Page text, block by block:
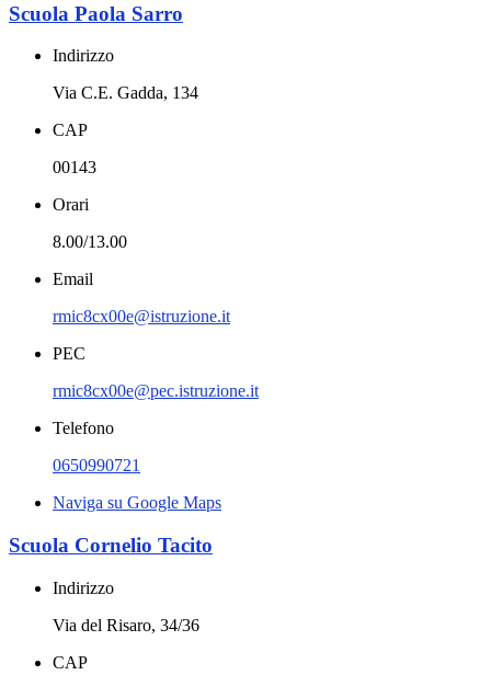
Scuola Paola Sarro
Indirizzo
Via C.E. Gadda, 134
CAP
00143
Orari
8.00/13.00
Email
rmic8cx00e@istruzione.it
PEC
rmic8cx00e@pec.istruzione.it
Telefono
0650990721
Naviga su Google Maps
Scuola Cornelio Tacito
Indirizzo
Via del Risaro, 34/36
CAP